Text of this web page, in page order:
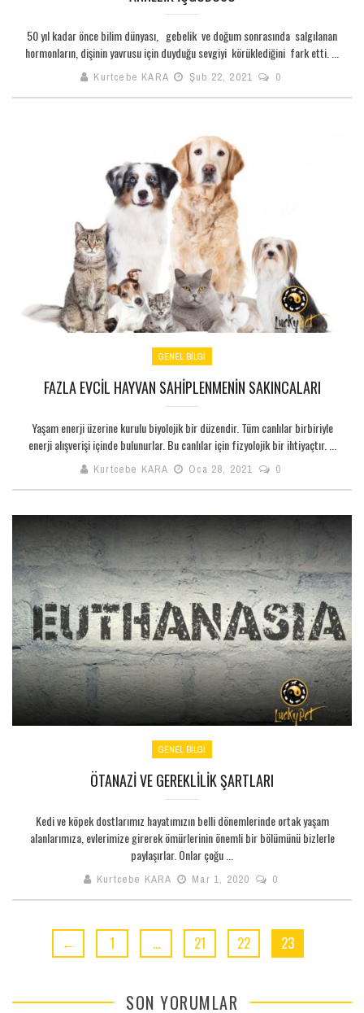
50 yıl kadar önce bilim dünyası, gebelik ve doğum sonrasında salgılanan
hormonların, dişinin yavrusu için duyduğu sevgiyi körüklediğini fark etti. ...
Kurtcebe KARA Şub 22, 2021 0
GENEL BILGI
FAZLA EVCIL HAYVAN SAHIPLENMENIN SAKINCALARI
Yaşam enerji üzerine kurulu biyolojik bir düzendir. Tüm canlılar birbiriyle
enerji alışverişi içinde bulunurlar. Bu canlılar için fizyolojik bir ihtiyaçtır. ...
Kurtcebe KARA Oca 28, 2021 0
GENEL BILGI
ÖTANAZI VE GEREKLILIK ŞARTLARI
Kedi ve köpek dostlarımız hayatımızın belli dönemlerinde ortak yaşam
alanlarımıza, evlerimize girerek ömürlerinin önemli bir bölümünü bizlerle
paylaşırlar. Onlar çoğu ...
Kurtcebe KARA Mar 1, 2020 0
← 1 … 21 22 23
SON YORUMLAR